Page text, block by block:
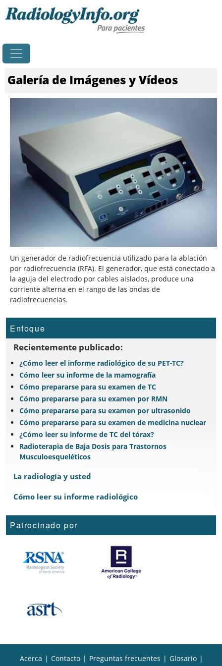
Galería de Imágenes y Vídeos
Un generador de radiofrecuencia utilizado para la ablación
por radiofrecuencia (RFA). El generador, que está conectado a
la aguja del electrodo por cables aislados, produce una
corriente alterna en el rango de las ondas de
radiofrecuencias.
Enfoque
Recientemente publicado:
¿Cómo leer el informe radiológico de su PET-TC?
Cómo leer su informe de la mamografía
Cómo prepararse para su examen de TC
Cómo prepararse para su examen por RMN
Cómo prepararse para su examen por ultrasonido
Cómo prepararse para su examen de medicina nuclear
¿Cómo leer su informe de TC del tórax?
Radioterapia de Baja Dosis para Trastornos
Musculoesqueléticos
La radiología y usted
Cómo leer su informe radiológico
Patrocinado por
Acerca | Contacto | Preguntas frecuentes | Glosario |